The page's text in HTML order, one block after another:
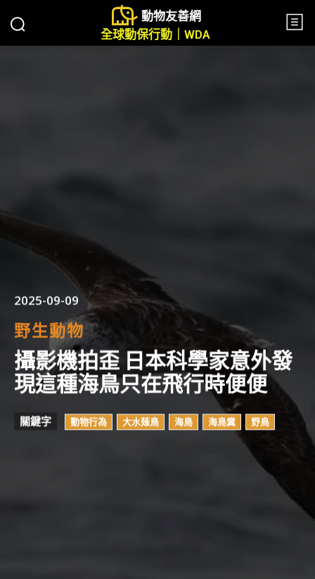
動物友善網
全球動保行動｜WDA
2025-09-09
野生動物
攝影機拍歪 日本科學家意外發
現這種海鳥只在飛行時便便
關鍵字 動物行為 大水薙鳥 海鳥 海鳥糞 野鳥